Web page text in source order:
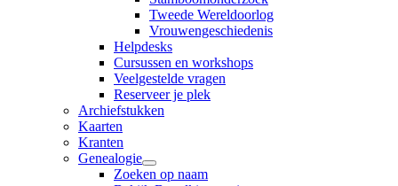
Tweede Wereldoorlog
Vrouwengeschiedenis
Helpdesks
Cursussen en workshops
Veelgestelde vragen
Reserveer je plek
Archiefstukken
Kaarten
Kranten
Genealogie
Zoeken op naam